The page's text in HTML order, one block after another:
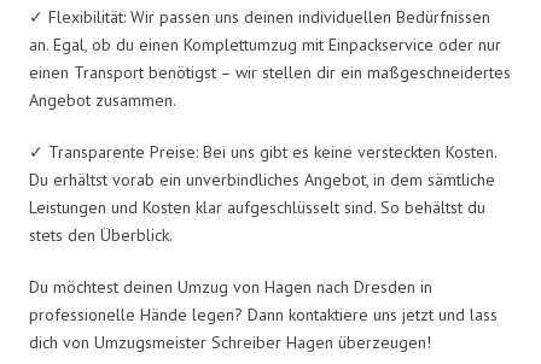
✓ Flexibilität: Wir passen uns deinen individuellen Bedürfnissen
an. Egal, ob du einen Komplettumzug mit Einpackservice oder nur
einen Transport benötigst – wir stellen dir ein maßgeschneidertes
Angebot zusammen.
✓ Transparente Preise: Bei uns gibt es keine versteckten Kosten.
Du erhältst vorab ein unverbindliches Angebot, in dem sämtliche
Leistungen und Kosten klar aufgeschlüsselt sind. So behältst du
stets den Überblick.
Du möchtest deinen Umzug von Hagen nach Dresden in
professionelle Hände legen? Dann kontaktiere uns jetzt und lass
dich von Umzugsmeister Schreiber Hagen überzeugen!